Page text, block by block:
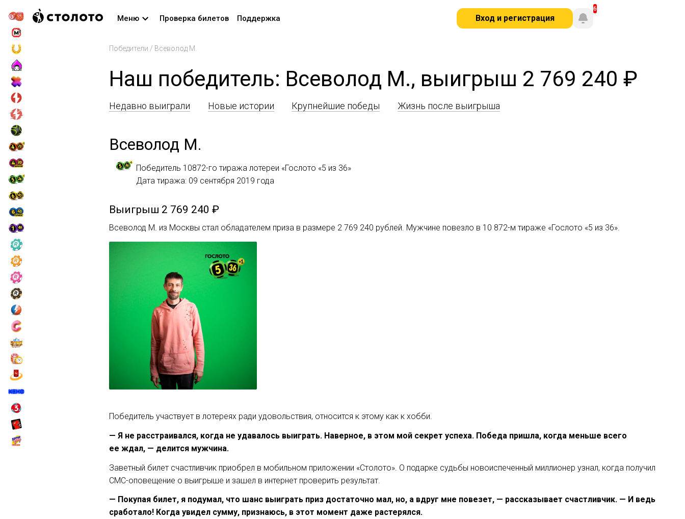
Меню Проверка билетов Поддержка Вход и регистрация
Победители / Всеволод М.
Наш победитель: Всеволод М., выигрыш 2 769 240 ₽
Недавно выиграли Новые истории Крупнейшие победы Жизнь после выигрыша
Всеволод М.
Победитель 10872-го тиража лотереи «Гослото «5 из 36»
Дата тиража: 09 сентября 2019 года
Выигрыш 2 769 240 ₽
Всеволод М. из Москвы стал обладателем приза в размере 2 769 240 рублей. Мужчине повезло в 10 872-м тираже «Гослото «5 из 36».
Победитель участвует в лотереях ради удовольствия, относится к этому как к хобби.
— Я не расстраивался, когда не удавалось выиграть. Наверное, в этом мой секрет успеха. Победа пришла, когда меньше всего
ее ждал, — делится мужчина.
Заветный билет счастливчик приобрел в мобильном приложении «Столото». О подарке судьбы новоиспеченный миллионер узнал, когда получил
СМС-оповещение о выигрыше и зашел в интернет проверить результат.
— Покупая билет, я подумал, что шанс выиграть приз достаточно мал, но, а вдруг мне повезет, — рассказывает счастливчик. — И ведь
сработало! Когда увидел сумму, признаюсь, в этот момент даже растерялся.